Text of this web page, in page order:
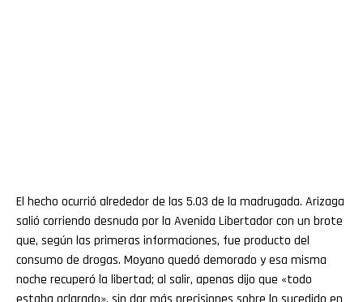
El hecho ocurrió alrededor de las 5.03 de la madrugada. Arizaga
salió corriendo desnuda por la Avenida Libertador con un brote
que, según las primeras informaciones, fue producto del
consumo de drogas. Moyano quedó demorado y esa misma
noche recuperó la libertad; al salir, apenas dijo que «todo